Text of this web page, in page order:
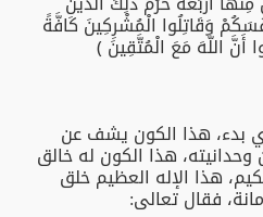
وَقَاتِلُوا الْمُشْرِكِينَ كَافَّةً
أَنَّ اللَّهَ مَعَ الْمُتَّقِينَ ﴾
بدء، هذا الكون يشف عن
هذا الكون له خالق
هذا الإله العظيم خلق
فقال تعالى: